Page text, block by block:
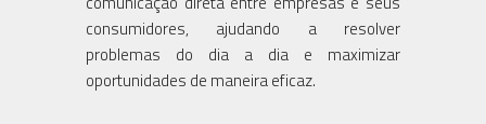
consumidores, ajudando a resolver
problemas do dia a dia e maximizar
oportunidades de maneira eficaz.